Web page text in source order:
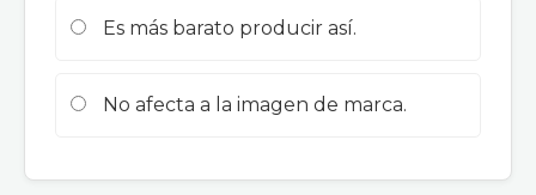
Es más barato producir así.
No afecta a la imagen de marca.